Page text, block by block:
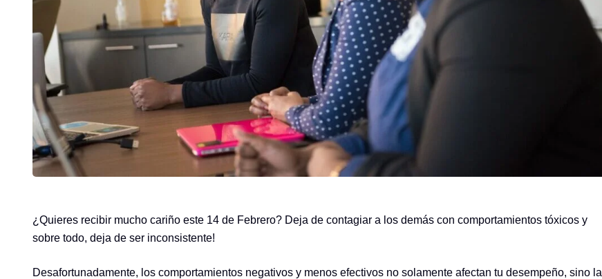
¿Quieres recibir mucho cariño este 14 de Febrero? Deja de contagiar a los demás con comportamientos tóxicos y
sobre todo, deja de ser inconsistente!
Desafortunadamente, los comportamientos negativos y menos efectivos no solamente afectan tu desempeño, sino la